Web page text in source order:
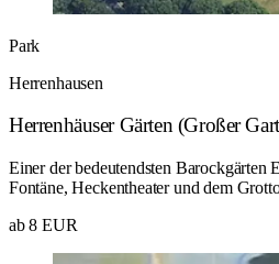
Park
Herrenhausen
Herrenhäuser Gärten (Großer
Einer der bedeutendsten Barockgärten
Fontäne, Heckentheater und dem
ab 8 EUR